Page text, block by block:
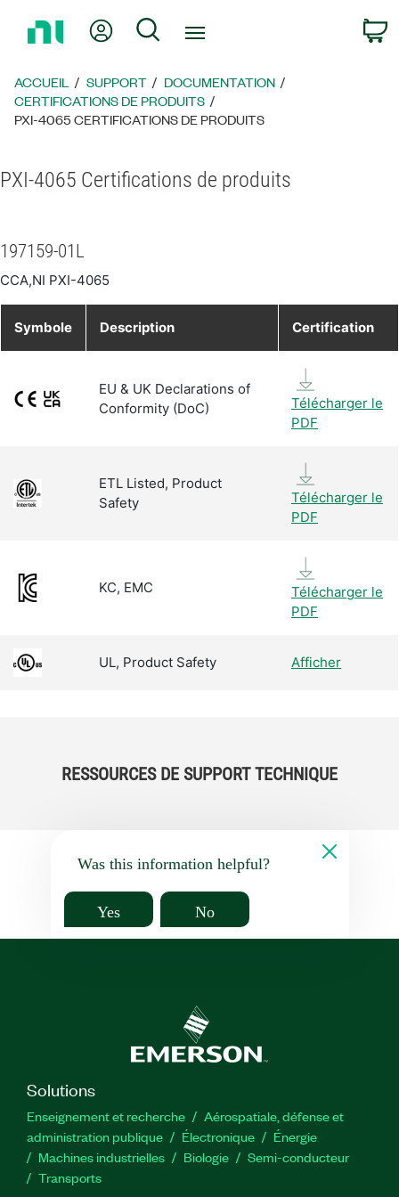
page
d’accueil
Mon compteRechercher
ACCUEIL SUPPORT
DOCUMENTATION
CERTIFICATIONS DE PRODUITS
PXI-4065 CERTIFICATIONS DE PRODUITS
PXI-4065 Certifications de produits
197159-01L
CCA,NI PXI-4065
Symbole Description Certification
EU & UK Declarations of
Conformity (DoC)
Télécharger le
PDF
ETL Listed, Product
Safety
Télécharger le
PDF
KC, EMC
Télécharger le
PDF
UL, Product Safety Afficher
RESSOURCES DE SUPPORT TECHNIQUE
Was this information helpful?
Yes No
Solutions
Enseignement et recherche
Aérospatiale, défense et
administration publique
Électronique
Énergie​
Machines industrielles
Biologie
Semi-conducteur
Transports